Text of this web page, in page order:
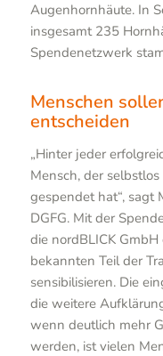
Augenhornhäute. In
insgesamt 235
Spendenetzwerk
Menschen
entscheiden
„Hinter jeder
Mensch, der
gespendet hat“, sagt
DGFG. Mit der
die nordBLICK
bekannten Teil der
sensibilisieren. Die
die weitere
wenn deutlich mehr
werden, ist vielen